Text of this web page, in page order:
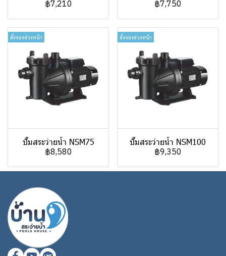
฿7,210 ฿7,750
สั่งจองล่วงหน้า
ปั๊มสระว่ายน้ำ NSM75
฿8,580
สั่งจองล่วงหน้า
ปั๊มสระว่ายน้ำ NSM100
฿9,350